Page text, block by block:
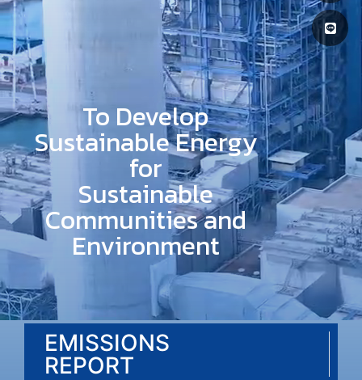
To Develop
Sustainable Energy
for
Sustainable
Communities and
Environment
EMISSIONS
REPORT